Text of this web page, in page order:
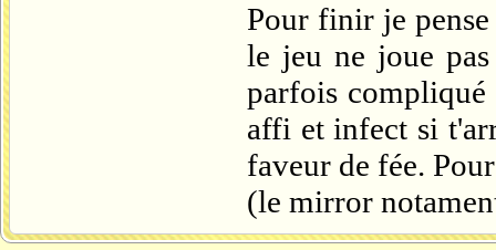
Pour finir je pense
le jeu ne joue
parfois
affi et infect si
faveur de fée.
(le mirror